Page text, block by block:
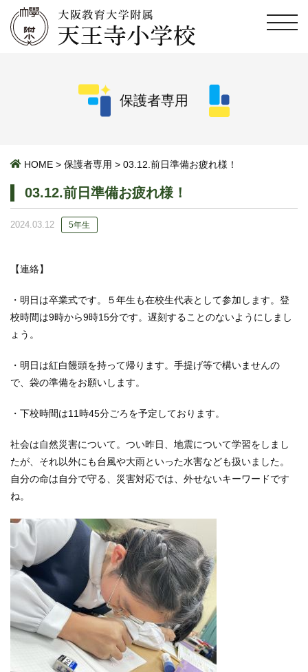
保護者専用
HOME > 保護者専用 > 03.12.前日準備お疲れ様！
03.12.前日準備お疲れ様！
2024.03.12 5年生
【連絡】
・明日は卒業式です。５年生も在校生代表として参加します。登
校時間は9時から9時15分です。遅刻することのないようにしまし
ょう。
・明日は紅白饅頭を持って帰ります。手提げ等で構いませんの
で、袋の準備をお願いします。
・下校時間は11時45分ごろを予定しております。
社会は自然災害について。つい昨日、地震について学習をしまし
たが、それ以外にも台風や大雨といった水害なども扱いました。
自分の命は自分で守る、災害対応では、外せないキーワードです
ね。